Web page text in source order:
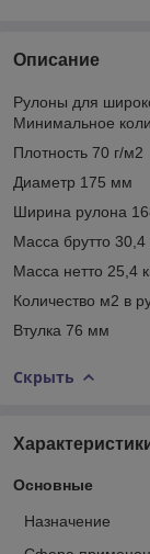
Описание
Рулоны для
Минимальное
Плотность 70 г/м2
Диаметр 175 мм
Ширина рулона
Масса брутто 30,4
Масса нетто 25,4
Количество м2 в
Втулка 76 мм
Скрыть
Основные
Назначение